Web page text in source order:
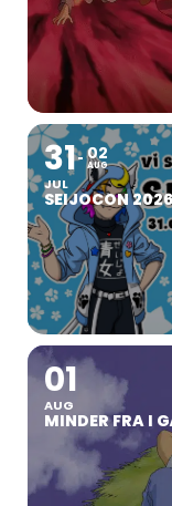
31
JUL
02
AUG
SEIJOCON 2026
01
AUG
MINDER FRA I